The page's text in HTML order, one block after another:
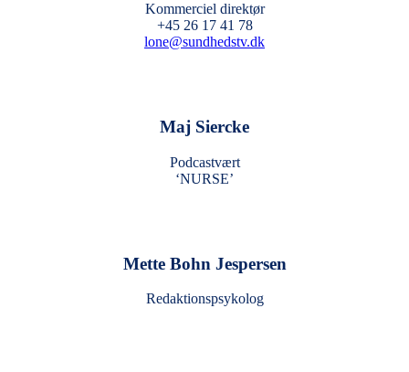
Kommerciel direktør
+45 26 17 41 78
lone@sundhedstv.dk
Maj Siercke
Podcastvært
‘NURSE’
Mette Bohn Jespersen
Redaktionspsykolog